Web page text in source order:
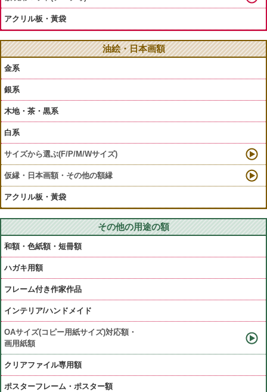
アクリル板・黃袋
油絵・日本画額
金系
銀系
木地・茶・黒系
白系
サイズから選ぶ(F/P/M/Wサイズ)
仮縁・日本画額・その他の額縁
アクリル板・黃袋
その他の用途の額
和額・色紙額・短冊額
ハガキ用額
フレーム付き作家作品
インテリア/ハンドメイド
OAサイズ(コピー用紙サイズ)対応額・
画用紙額
クリアファイル専用額
ポスターフレーム・ポスター額